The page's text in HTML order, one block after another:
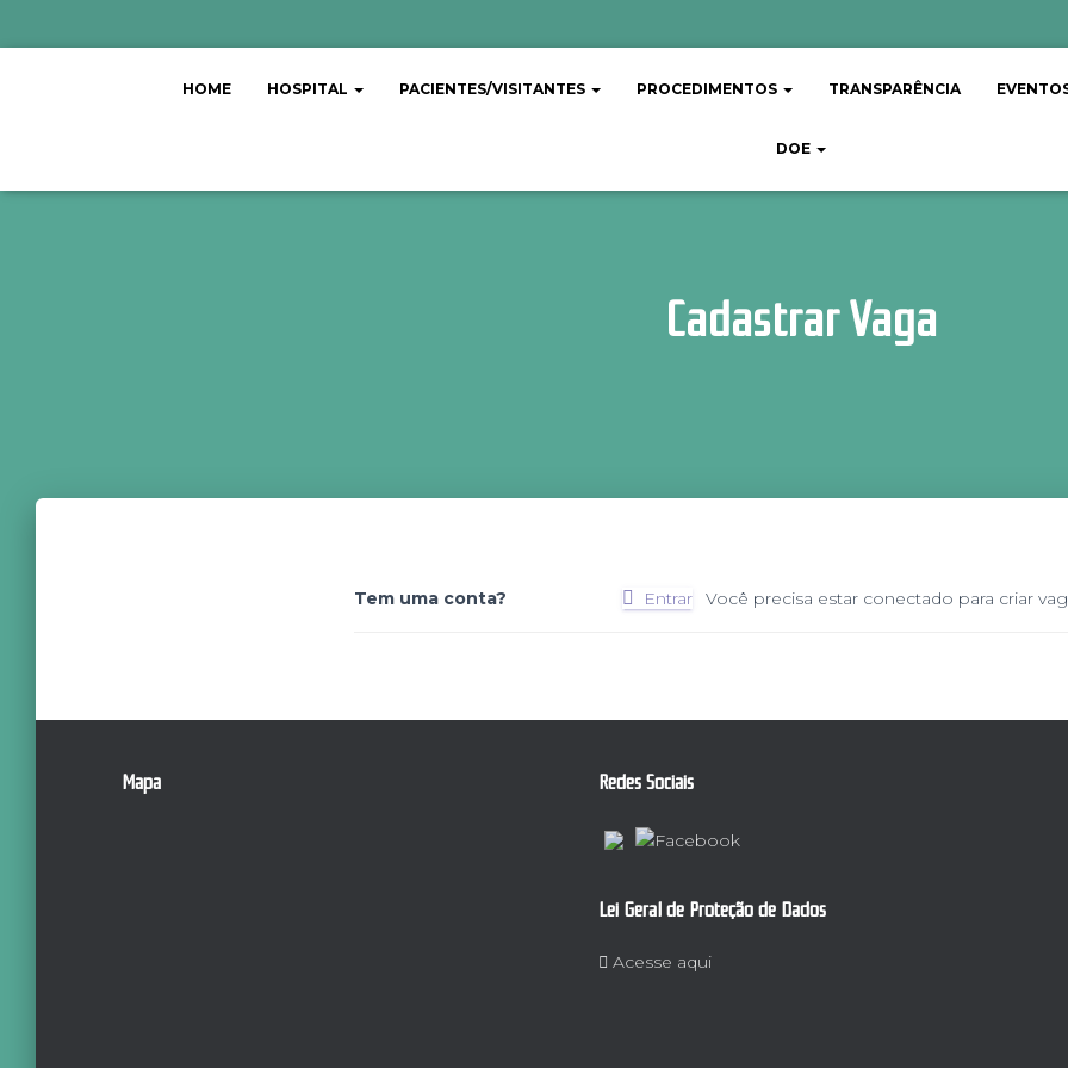
HOME HOSPITAL PACIENTES/VISITANTES PROCEDIMENTOS TRANSPARÊNCIA
DOE
Cadastrar Vaga
Tem uma conta? Entrar Você precisa estar conectado para criar
Mapa Redes Sociais
Lei Geral de Proteção de Dados
Acesse aqui